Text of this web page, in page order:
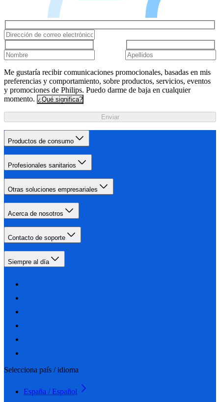
Me gustaría recibir comunicaciones promocionales, basadas en mis
preferencias y comportamiento, sobre productos, servicios, eventos
y promociones de Philips. Puedo darme de baja en cualquier
momento. ¿Qué significa?
Enviar
Productos de consumo
Profesionales sanitarios
Otras soluciones empresariales
Acerca de nosotros
Contacto de soporte
Siempre al día
Selecciona país / idioma
España / Español